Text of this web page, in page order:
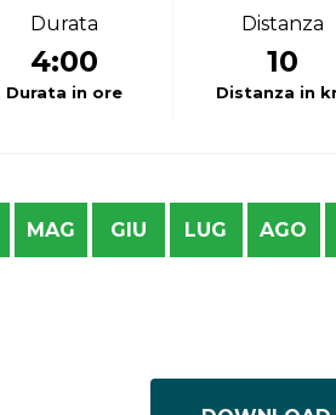
Durata
4:00
Durata in ore
Distanza
10
Distanza in
MAG GIU LUG AGO